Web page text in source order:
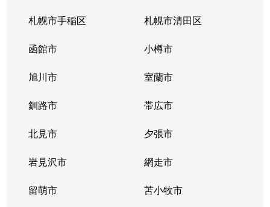
北３５条東
北34条
北３５条東
北34条
北３５条東
新道東
北３６条東
新道東
北３７条東
新道東
北３７条東
新道東
北３９条東
麻生
札幌市手稲区 札幌市清田区
函館市 小樽市
旭川市 室蘭市
釧路市 帯広市
北見市 夕張市
岩見沢市 網走市
留萌市 苫小牧市